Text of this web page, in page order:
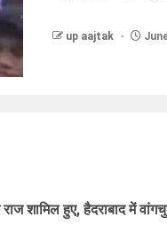
up aajtak
शामिल हुए, हैदराबाद में